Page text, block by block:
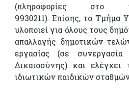
(πληροφορίες στο
9930211). Επίσης, το Τμήμα
υλοποιεί για όλους τους
απαλλαγής δημοτικών
εργασίας (σε
Δικαιοσύνης) και ελέγχει
ιδιωτικών παιδικών